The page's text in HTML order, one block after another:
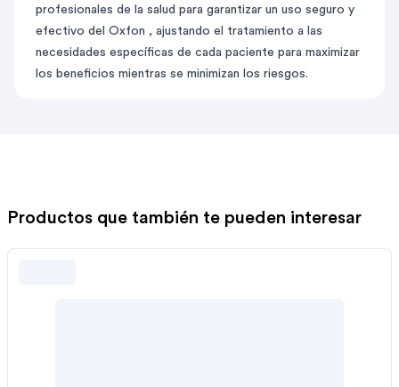
profesionales de la salud para garantizar un uso seguro y
efectivo del Oxfon , ajustando el tratamiento a las
necesidades específicas de cada paciente para maximizar
los beneficios mientras se minimizan los riesgos.
Productos que también te pueden interesar